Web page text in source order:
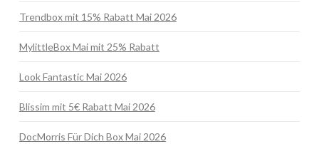
Trendbox mit 15% Rabatt Mai 2026
MylittleBox Mai mit 25% Rabatt
Look Fantastic Mai 2026
Blissim mit 5€ Rabatt Mai 2026
DocMorris Für Dich Box Mai 2026